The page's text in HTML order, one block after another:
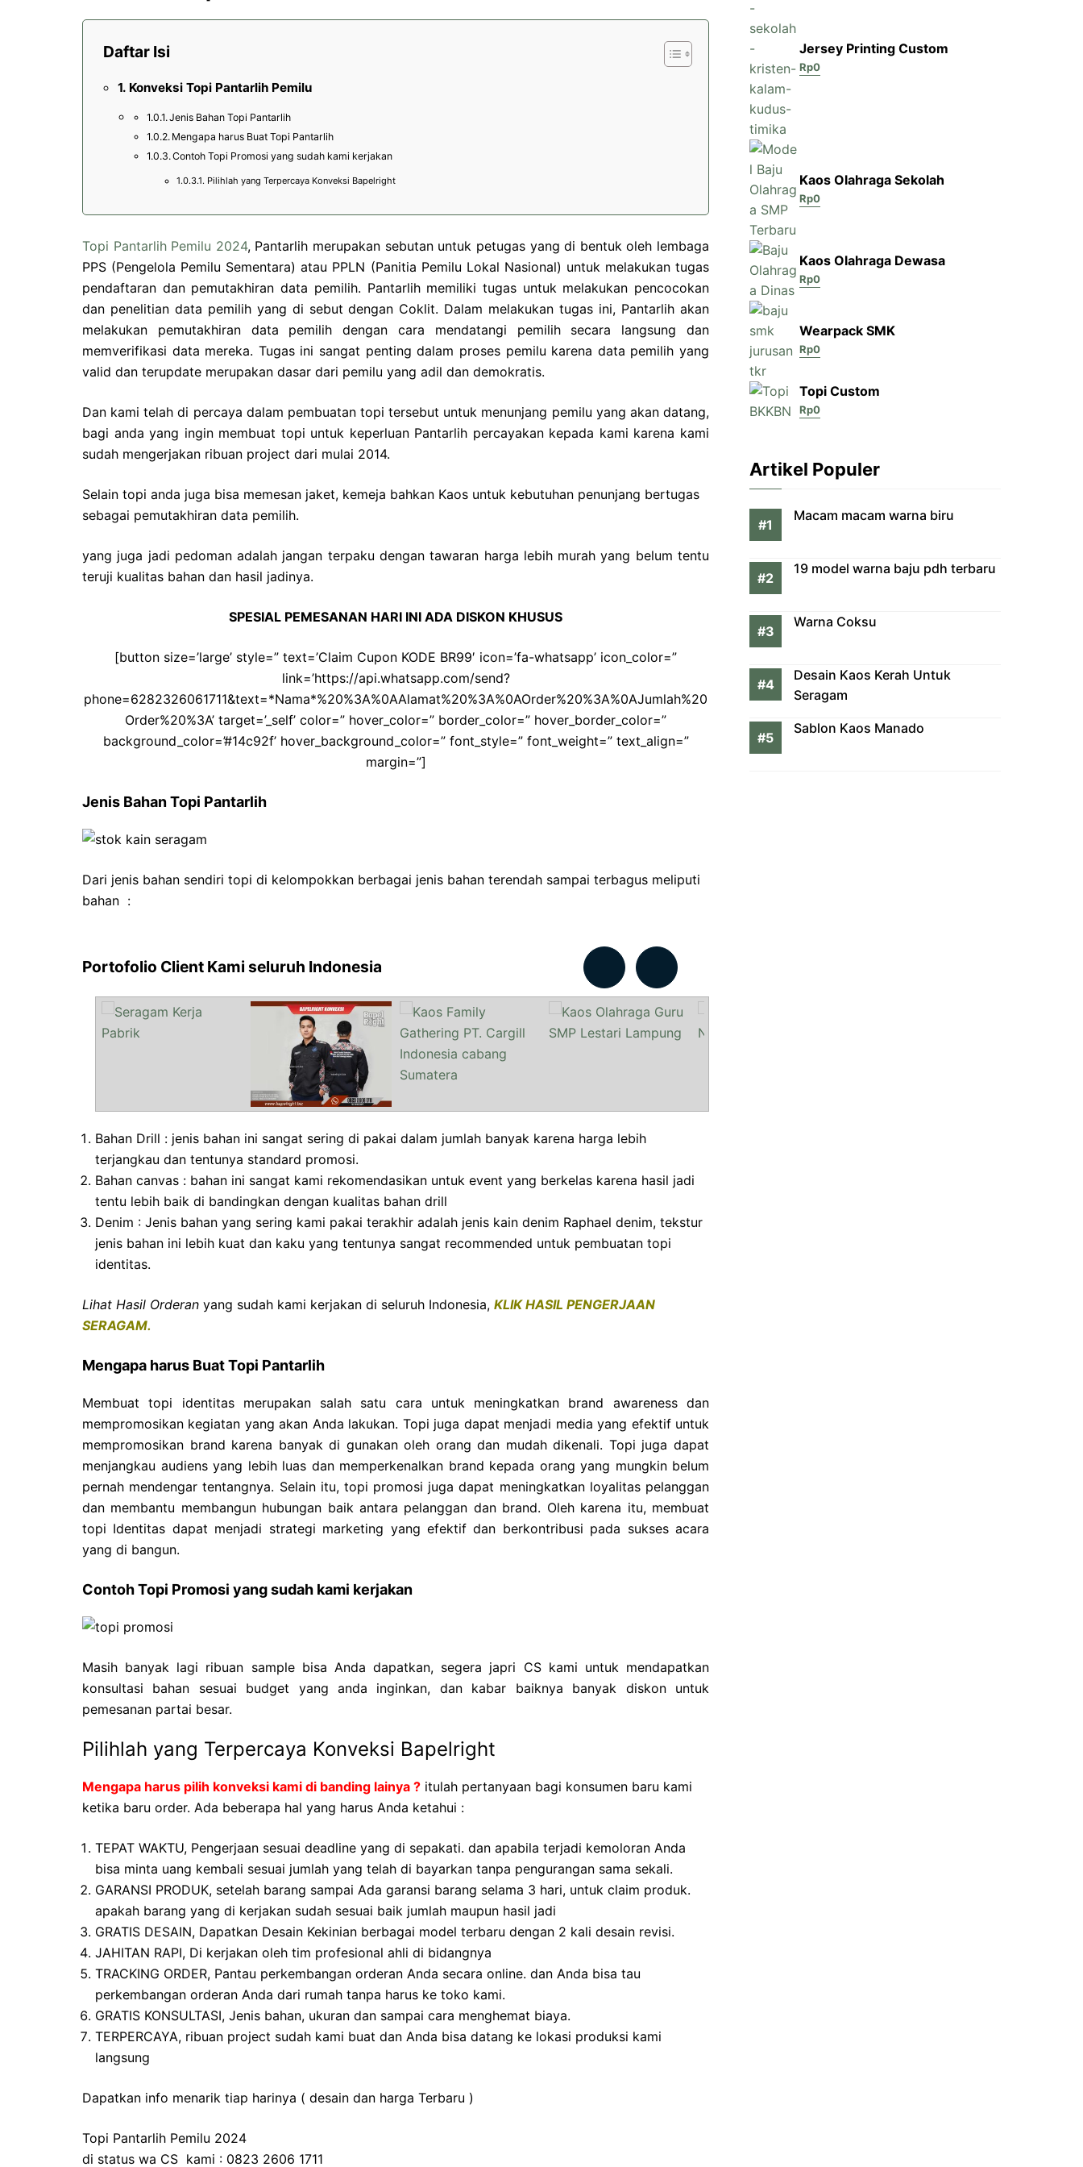
Daftar Isi
Konveksi Topi Pantarlih Pemilu
Jenis Bahan Topi Pantarlih
Mengapa harus Buat Topi Pantarlih
Contoh Topi Promosi yang sudah kami kerjakan
Pilihlah yang Terpercaya Konveksi Bapelright
Topi Pantarlih Pemilu 2024, Pantarlih merupakan sebutan untuk petugas yang di bentuk oleh lembaga
PPS (Pengelola Pemilu Sementara) atau PPLN (Panitia Pemilu Lokal Nasional) untuk melakukan tugas
pendaftaran dan pemutakhiran data pemilih. Pantarlih memiliki tugas untuk melakukan pencocokan
dan penelitian data pemilih yang di sebut dengan Coklit. Dalam melakukan tugas ini, Pantarlih akan
melakukan pemutakhiran data pemilih dengan cara mendatangi pemilih secara langsung dan
memverifikasi data mereka. Tugas ini sangat penting dalam proses pemilu karena data pemilih yang
valid dan terupdate merupakan dasar dari pemilu yang adil dan demokratis.
Dan kami telah di percaya dalam pembuatan topi tersebut untuk menunjang pemilu yang akan datang,
bagi anda yang ingin membuat topi untuk keperluan Pantarlih percayakan kepada kami karena kami
sudah mengerjakan ribuan project dari mulai 2014.
Selain topi anda juga bisa memesan jaket, kemeja bahkan Kaos untuk kebutuhan penunjang bertugas
sebagai pemutakhiran data pemilih.
yang juga jadi pedoman adalah jangan terpaku dengan tawaran harga lebih murah yang belum tentu
teruji kualitas bahan dan hasil jadinya.
SPESIAL PEMESANAN HARI INI ADA DISKON KHUSUS
[button size=’large’ style=” text=’Claim Cupon KODE BR99′ icon=’fa-whatsapp’ icon_color=”
link=’https://api.whatsapp.com/send?
phone=6282326061711&text=*Nama*%20%3A%0AAlamat%20%3A%0AOrder%20%3A%0AJumlah%20
Order%20%3A’ target=’_self’ color=” hover_color=” border_color=” hover_border_color=”
background_color=’#14c92f’ hover_background_color=” font_style=” font_weight=” text_align=”
margin=”]
Jenis Bahan Topi Pantarlih
Dari jenis bahan sendiri topi di kelompokkan berbagai jenis bahan terendah sampai terbagus meliputi
bahan :
Portofolio Client Kami seluruh Indonesia
Bahan Drill : jenis bahan ini sangat sering di pakai dalam jumlah banyak karena harga lebih
terjangkau dan tentunya standard promosi.
Bahan canvas : bahan ini sangat kami rekomendasikan untuk event yang berkelas karena hasil jadi
tentu lebih baik di bandingkan dengan kualitas bahan drill
Denim : Jenis bahan yang sering kami pakai terakhir adalah jenis kain denim Raphael denim, tekstur
jenis bahan ini lebih kuat dan kaku yang tentunya sangat recommended untuk pembuatan topi
identitas.
Lihat Hasil Orderan yang sudah kami kerjakan di seluruh Indonesia, KLIK HASIL PENGERJAAN
SERAGAM.
Mengapa harus Buat Topi Pantarlih
Membuat topi identitas merupakan salah satu cara untuk meningkatkan brand awareness dan
mempromosikan kegiatan yang akan Anda lakukan. Topi juga dapat menjadi media yang efektif untuk
mempromosikan brand karena banyak di gunakan oleh orang dan mudah dikenali. Topi juga dapat
menjangkau audiens yang lebih luas dan memperkenalkan brand kepada orang yang mungkin belum
pernah mendengar tentangnya. Selain itu, topi promosi juga dapat meningkatkan loyalitas pelanggan
dan membantu membangun hubungan baik antara pelanggan dan brand. Oleh karena itu, membuat
topi Identitas dapat menjadi strategi marketing yang efektif dan berkontribusi pada sukses acara
yang di bangun.
Contoh Topi Promosi yang sudah kami kerjakan
Masih banyak lagi ribuan sample bisa Anda dapatkan, segera japri CS kami untuk mendapatkan
konsultasi bahan sesuai budget yang anda inginkan, dan kabar baiknya banyak diskon untuk
pemesanan partai besar.
Pilihlah yang Terpercaya Konveksi Bapelright
Mengapa harus pilih konveksi kami di banding lainya ? itulah pertanyaan bagi konsumen baru kami
ketika baru order. Ada beberapa hal yang harus Anda ketahui :
TEPAT WAKTU, Pengerjaan sesuai deadline yang di sepakati. dan apabila terjadi kemoloran Anda
bisa minta uang kembali sesuai jumlah yang telah di bayarkan tanpa pengurangan sama sekali.
GARANSI PRODUK, setelah barang sampai Ada garansi barang selama 3 hari, untuk claim produk.
apakah barang yang di kerjakan sudah sesuai baik jumlah maupun hasil jadi
GRATIS DESAIN, Dapatkan Desain Kekinian berbagai model terbaru dengan 2 kali desain revisi.
JAHITAN RAPI, Di kerjakan oleh tim profesional ahli di bidangnya
TRACKING ORDER, Pantau perkembangan orderan Anda secara online. dan Anda bisa tau
perkembangan orderan Anda dari rumah tanpa harus ke toko kami.
GRATIS KONSULTASI, Jenis bahan, ukuran dan sampai cara menghemat biaya.
TERPERCAYA, ribuan project sudah kami buat dan Anda bisa datang ke lokasi produksi kami
langsung
Dapatkan info menarik tiap harinya ( desain dan harga Terbaru )
Topi Pantarlih Pemilu 2024
di status wa CS kami : 0823 2606 1711
Jersey Printing Custom
Rp0
Kaos Olahraga Sekolah
Rp0
Kaos Olahraga Dewasa
Rp0
Wearpack SMK
Rp0
Topi Custom
Rp0
Artikel Populer
Macam macam warna biru
19 model warna baju pdh terbaru
Warna Coksu
Desain Kaos Kerah Untuk
Seragam
Sablon Kaos Manado